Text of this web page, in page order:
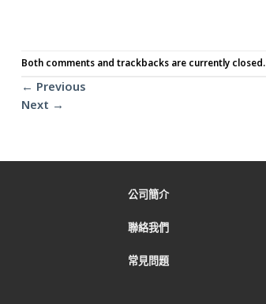
Both comments and trackbacks are currently closed.
← Previous
Next →
公司簡介
聯絡我們
常見問題